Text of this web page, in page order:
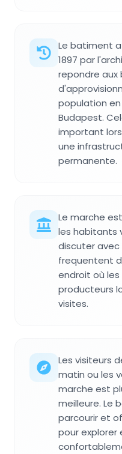
Le batiment
1897 par
repondre aux
population
Budapest.
important
une
permanente.
Le marche
les habitants
discuter avec
frequentent
endroit où
producteurs
visites.
Les visiteurs
matin ou les
marche est
meilleure. Le
parcourir et
pour explorer